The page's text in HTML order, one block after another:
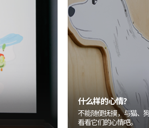
什么样的心情?
不能随便抚摸，与猫、
看看它们的心情吧。